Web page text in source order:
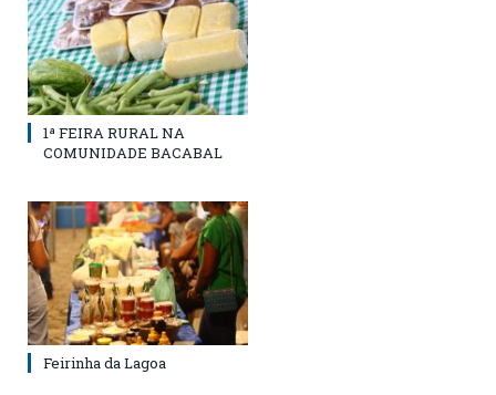
1ª FEIRA RURAL NA
COMUNIDADE BACABAL
Feirinha da Lagoa